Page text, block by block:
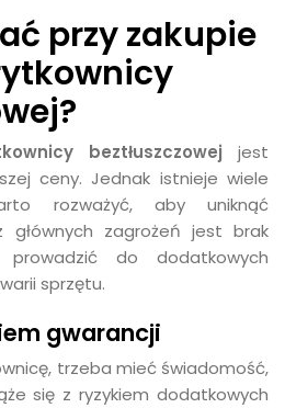
przy zakupie
beztłuszczowej jest
ceny. Jednak istnieje wiele
rozważyć, aby uniknąć
głównych zagrożeń jest brak
do dodatkowych
sprzętu.
gwarancji
trzeba mieć świadomość,
się z ryzykiem dodatkowych